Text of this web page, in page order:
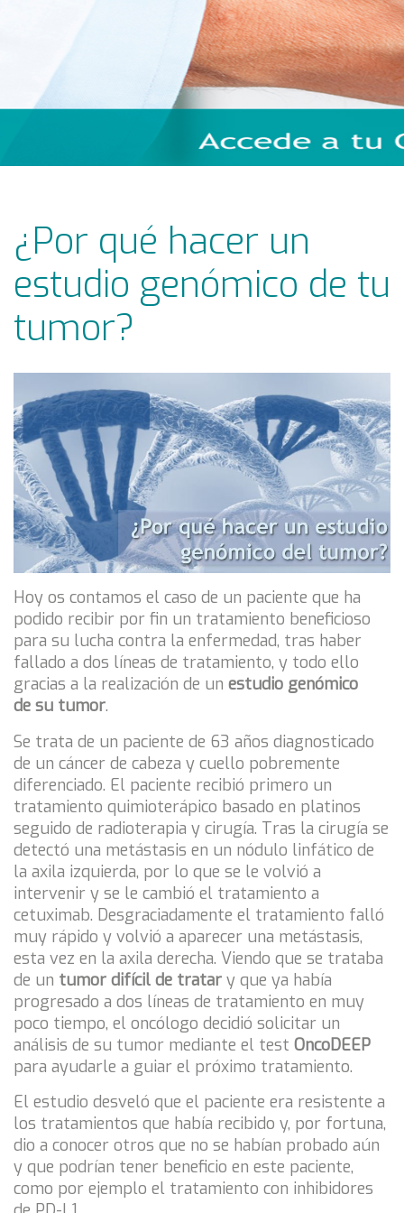
¿Por qué hacer un
estudio genómico de tu
tumor?
Hoy os contamos el caso de un paciente que ha
podido recibir por fin un tratamiento beneficioso
para su lucha contra la enfermedad, tras haber
fallado a dos líneas de tratamiento, y todo ello
gracias a la realización de un estudio genómico
de su tumor.
Se trata de un paciente de 63 años diagnosticado
de un cáncer de cabeza y cuello pobremente
diferenciado. El paciente recibió primero un
tratamiento quimioterápico basado en platinos
seguido de radioterapia y cirugía. Tras la cirugía se
detectó una metástasis en un nódulo linfático de
la axila izquierda, por lo que se le volvió a
intervenir y se le cambió el tratamiento a
cetuximab. Desgraciadamente el tratamiento falló
muy rápido y volvió a aparecer una metástasis,
esta vez en la axila derecha. Viendo que se trataba
de un tumor difícil de tratar y que ya había
progresado a dos líneas de tratamiento en muy
poco tiempo, el oncólogo decidió solicitar un
análisis de su tumor mediante el test OncoDEEP
para ayudarle a guiar el próximo tratamiento.
El estudio desveló que el paciente era resistente a
los tratamientos que había recibido y, por fortuna,
dio a conocer otros que no se habían probado aún
y que podrían tener beneficio en este paciente,
como por ejemplo el tratamiento con inhibidores